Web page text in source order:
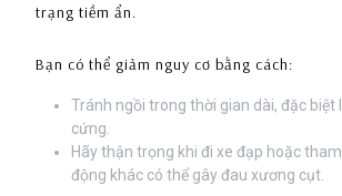
trạng tiềm ẩn.
Bạn có thể giảm nguy cơ bằng cách:
Tránh ngồi trong thời gian dài, đặc biệt
cứng.
Hãy thận trọng khi đi xe đạp hoặc
động khác có thể gây đau xương cụt.